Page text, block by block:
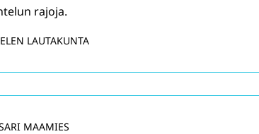
rajoja.
LAUTAKUNTA
MAAMIES